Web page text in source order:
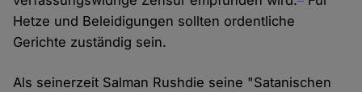
Hetze und Beleidigungen sollten ordentliche
Gerichte zuständig sein.
Als seinerzeit Salman Rushdie seine "Satanischen